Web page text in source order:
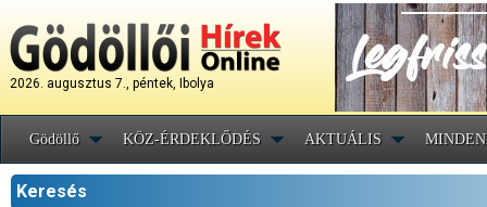
2026. augusztus 7., péntek, Ibolya
Gödöllő KÖZ-ÉRDEKLŐDÉS AKTUÁLIS
Keresés